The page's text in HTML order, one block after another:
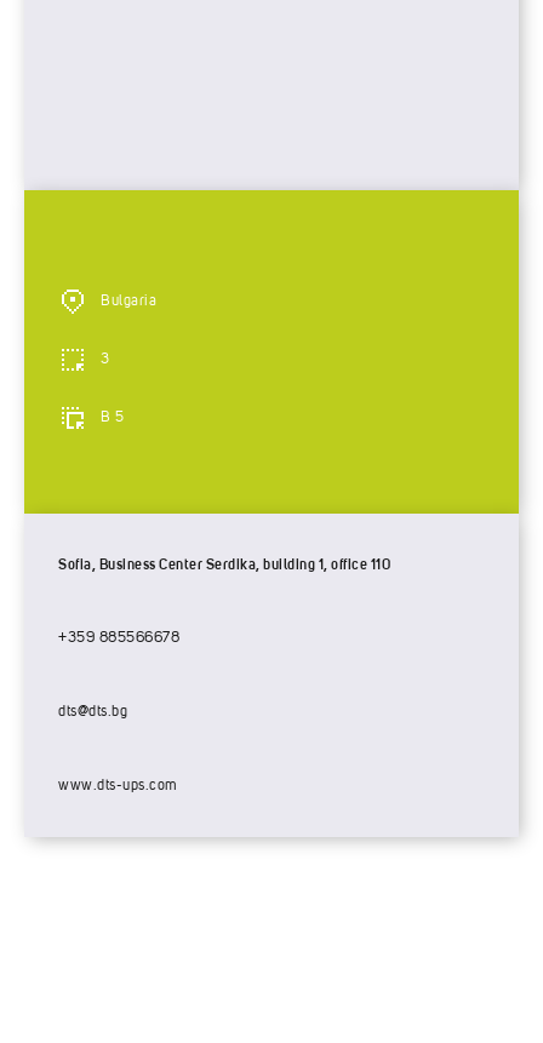
Bulgaria
3
B 5
Sofia, Business Center Serdika, building 1, office 110
+359 885566678
dts@dts.bg
www.dts-ups.com